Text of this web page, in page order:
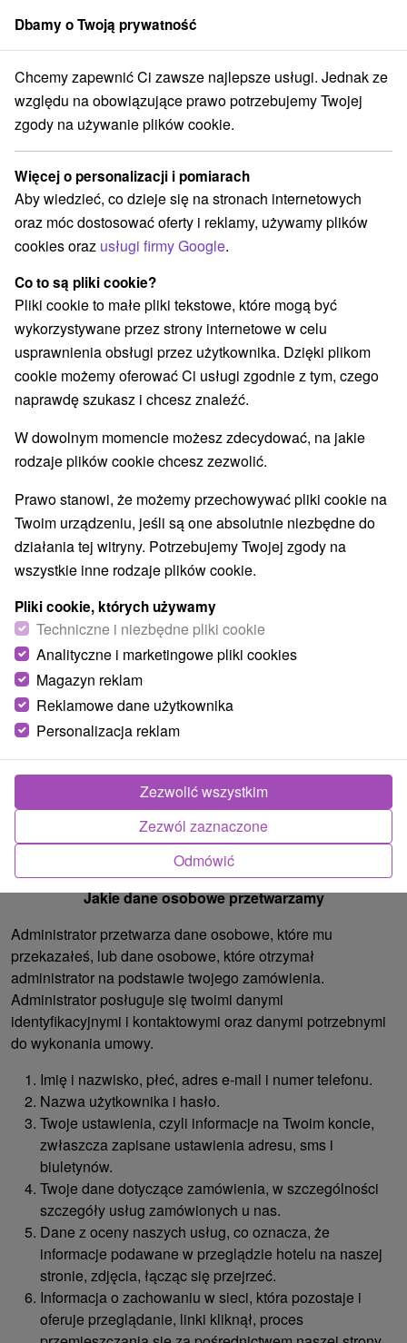
członek grupySorger
Polityka prywatności
Polityka prywatności
I.
Podstawowe postanowienia
Administrator danych osobowych zgodnie z art. 4 pkt 7
Parlamentu Europejskiego i Rady (UE) 2016/679 w
sprawie ochrony osób fizycznych w zakresie
przetwarzania danych osobowych i swobodnego
przepływu tych danych (zwany dalej „PKBR”) jest
spółką Sorger, s.r.o., ID: 46753958, siedziba Námestie
sv. Egídia 95, 05801 Poprad (zwany dalej
"administratorem").
• adres: Sorger, s.r.o., Námestie sv. Egídia 95, 05801
Poprad
• e-mail: info@domalenka.sk,
• telefon: 00421 (0) 2 21 02 57 57.
Dane osobowe to wszystkie informacje o
zidentyfikowanej lub możliwej do zidentyfikowania
osobie fizycznej; osoba możliwa do zidentyfikowania
osoby fizycznej jest osoba, która może być
bezpośrednio lub pośrednio, w szczególności przez
odniesienie się do konkretnego identyfikatora, takie jak
imię i nazwisko, numer identyfikacyjny, lokalizacyjnych
identyfikatora sieci danych lub jednego lub większej
liczby czynników specyficznych fizyczne, fizjologiczne,
genetyczne, umysłową, ekonomiczną, kulturową lub
Administrator wyznaczył osobę odpowiedzialną za
ochronę danych osobowych. Z osobą odpowiedzialną
można się skontaktować przez e-mail pod adresem:
gdpr@domalenka.sk.
II.
Jakie dane osobowe przetwarzamy
Administrator przetwarza dane osobowe, które mu
przekazałeś, lub dane osobowe, które otrzymał
administrator na podstawie twojego zamówienia.
Administrator posługuje się twoimi danymi
identyfikacyjnymi i kontaktowymi oraz danymi potrzebnymi
do wykonania umowy.
Imię i nazwisko, płeć, adres e-mail i numer telefonu.
Nazwa użytkownika i hasło.
Twoje ustawienia, czyli informacje na Twoim koncie,
zwłaszcza zapisane ustawienia adresu, sms i
biuletynów.
Twoje dane dotyczące zamówienia, w szczególności
szczegóły usług zamówionych u nas.
Dane z oceny naszych usług, co oznacza, że ​​
informacje podawane w przeglądzie hotelu na naszej
stronie, zdjęcia, łącząc się przejrzeć.
Informacja o zachowaniu w sieci, która pozostaje i
oferuje przeglądanie, linki kliknął, proces
Dbamy o Twoją prywatność
Chcemy zapewnić Ci zawsze najlepsze usługi. Jednak ze
względu na obowiązujące prawo potrzebujemy Twojej
zgody na używanie plików cookie.
Więcej o personalizacji i pomiarach
Aby wiedzieć, co dzieje się na stronach internetowych
oraz móc dostosować oferty i reklamy, używamy plików
cookies oraz usługi firmy Google.
Co to są pliki cookie?
Pliki cookie to małe pliki tekstowe, które mogą być
wykorzystywane przez strony internetowe w celu
usprawnienia obsługi przez użytkownika. Dzięki plikom
cookie możemy oferować Ci usługi zgodnie z tym, czego
naprawdę szukasz i chcesz znaleźć.
W dowolnym momencie możesz zdecydować, na jakie
rodzaje plików cookie chcesz zezwolić.
Prawo stanowi, że możemy przechowywać pliki cookie na
Twoim urządzeniu, jeśli są one absolutnie niezbędne do
działania tej witryny. Potrzebujemy Twojej zgody na
wszystkie inne rodzaje plików cookie.
Pliki cookie, których używamy
Techniczne i niezbędne pliki cookie
Analityczne i marketingowe pliki cookies
Magazyn reklam
Reklamowe dane użytkownika
Personalizacja reklam
Odmówić
Zezwól zaznaczone
Zezwolić wszystkim